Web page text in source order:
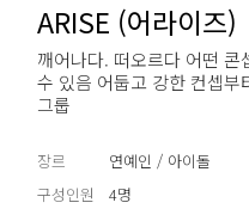
ARISE (어라이즈)
깨어나다. 떠오르다 어떤
수 있음 어둡고 강한 컨셉부
그룹
장르
연예인 / 아이돌
구성인원
4명